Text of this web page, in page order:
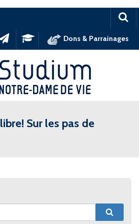
Dons & Parrainages
Sur les pas de